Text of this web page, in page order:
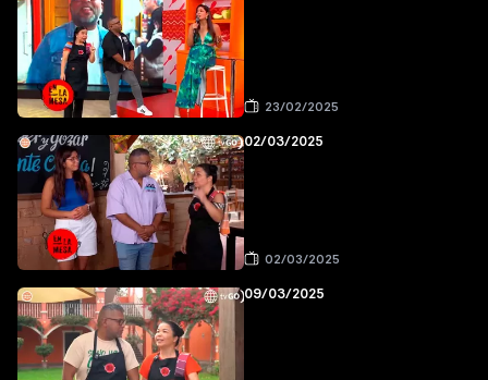
23/02/2025
02/03/2025
02/03/2025
09/03/2025